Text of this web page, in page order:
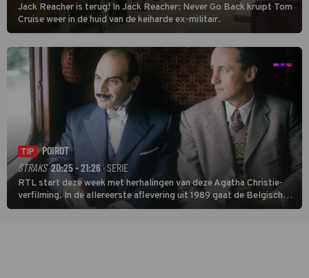
Jack Reacher is terug! In Jack Reacher: Never Go Back kruipt Tom
Cruise weer in de huid van de keiharde ex-militair.
TIP
POIROT
STRAKS 20:25 - 21:26· SERIE
RTL start deze week met herhalingen van deze Agatha Christie-
verfilming. In de allereerste aflevering uit 1989 gaat de Belgische
speurder op zoek naar een vermiste kok. Poirot raakt al snel